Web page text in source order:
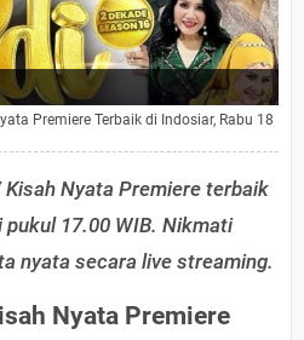
Premiere Terbaik di Indosiar, Rabu 18
Nyata Premiere terbaik
pukul 17.00 WIB. Nikmati
nyata secara live streaming.
Nyata Premiere